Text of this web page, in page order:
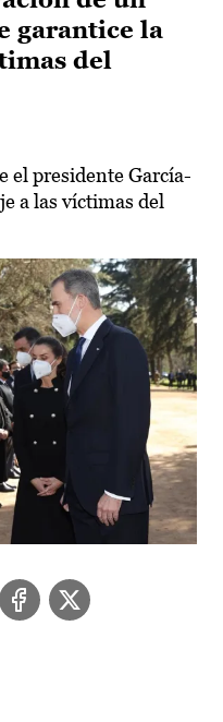
garantice la
del
el presidente García-
a las víctimas del